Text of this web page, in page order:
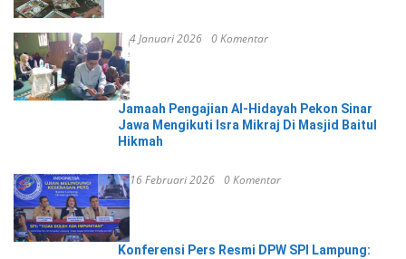
4 Januari 2026 0 Komentar
Jamaah Pengajian Al-Hidayah Pekon Sinar
Jawa Mengikuti Isra Mikraj Di Masjid Baitul
Hikmah
16 Februari 2026 0 Komentar
Konferensi Pers Resmi DPW SPI Lampung: